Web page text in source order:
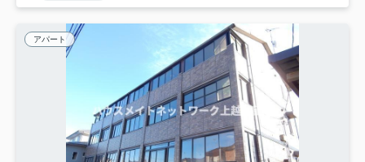
アパート